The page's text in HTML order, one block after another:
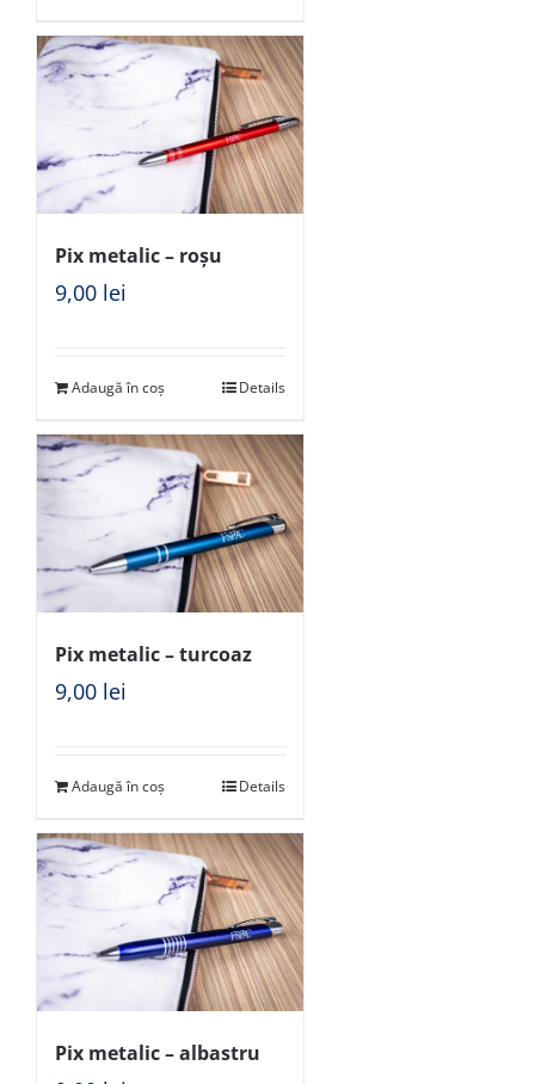
Pix metalic – roșu
9,00 lei
Adaugă în coș Details
Pix metalic – turcoaz
9,00 lei
Adaugă în coș Details
Pix metalic – albastru